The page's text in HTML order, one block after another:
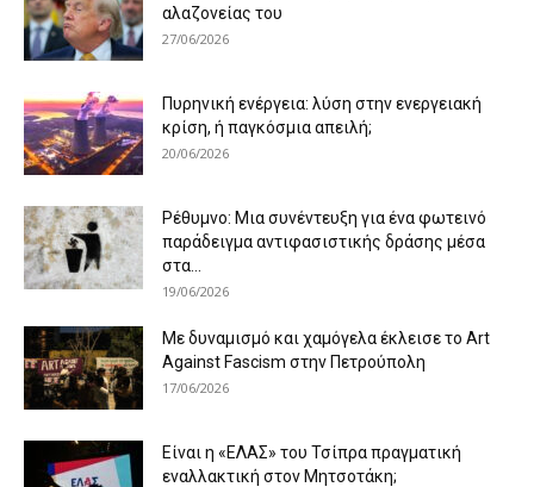
αλαζονείας του
27/06/2026
Πυρηνική ενέργεια: λύση στην ενεργειακή
κρίση, ή παγκόσμια απειλή;
20/06/2026
Ρέθυμνο: Μια συνέντευξη για ένα φωτεινό
παράδειγμα αντιφασιστικής δράσης μέσα
στα...
19/06/2026
Με δυναμισμό και χαμόγελα έκλεισε το Art
Against Fascism στην Πετρούπολη
17/06/2026
Είναι η «ΕΛΑΣ» του Τσίπρα πραγματική
εναλλακτική στον Μητσοτάκη;